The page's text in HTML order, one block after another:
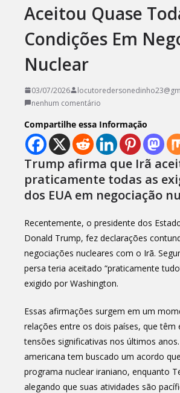
Aceitou Quase
Condições Em
Nuclear
03/07/2026
nenhum comentário
Compartilhe essa Informação
Trump afirma que Irã
praticamente todas as
dos EUA em negociação
Recentemente, o presidente dos
Donald Trump, fez declarações
negociações nucleares com o Irã.
persa teria aceitado “praticamente
exigido por Washington.
Essas afirmações surgem em um
relações entre os dois países, que têm
tensões significativas nos últimos
americana tem buscado um acordo
programa nuclear iraniano, enquanto
alegando que suas atividades são